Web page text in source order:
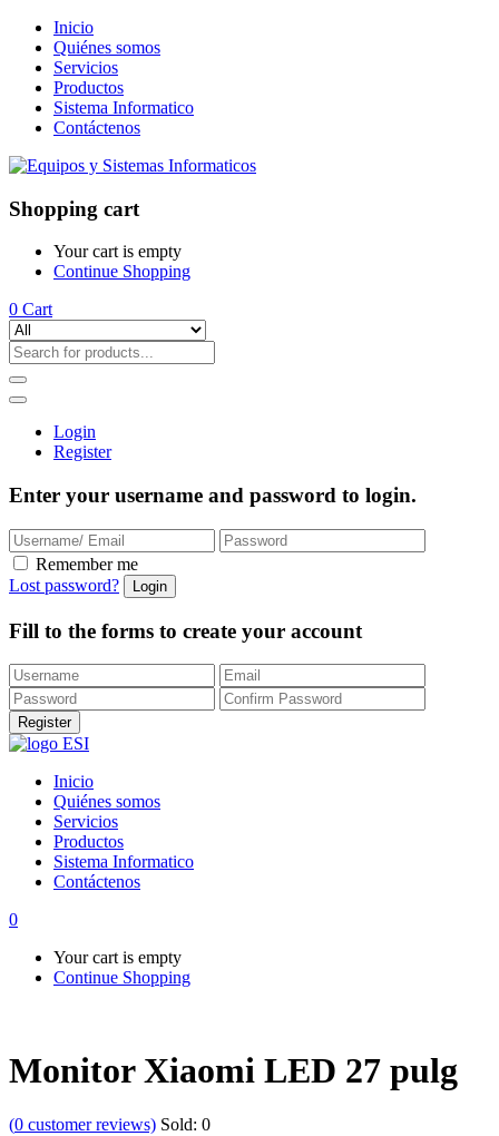
Inicio
Quiénes somos
Servicios
Productos
Sistema Informatico
Contáctenos
Shopping cart
Your cart is empty
Continue Shopping
0 Cart
Login
Register
Enter your username and password to login.
Remember me
Lost password?
Fill to the forms to create your account
Inicio
Quiénes somos
Servicios
Productos
Sistema Informatico
Contáctenos
0
Your cart is empty
Continue Shopping
Monitor Xiaomi LED 27 pulg
(0 customer reviews) Sold: 0